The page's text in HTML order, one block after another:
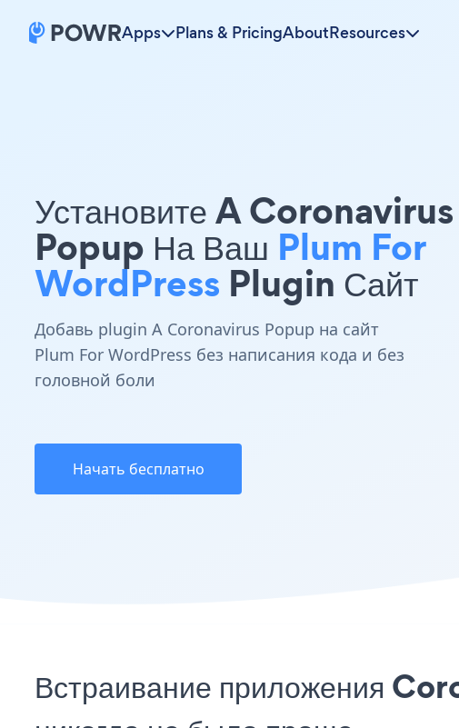
Apps Plans & PricingAboutResources
Установите A Coronavirus
Popup На Ваш Plum For
WordPress Plugin Сайт
Добавь plugin A Coronavirus Popup на сайт
Plum For WordPress без написания кода и без
головной боли
Начать бесплатно
Встраивание приложения